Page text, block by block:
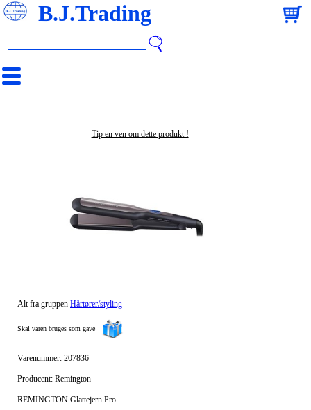
B.J.Trading
Tip en ven om dette produkt !
Alt fra gruppen Hårtører/styling
Skal varen bruges som gave
Varenummer: 207836
Producent: Remington
REMINGTON Glattejern Pro